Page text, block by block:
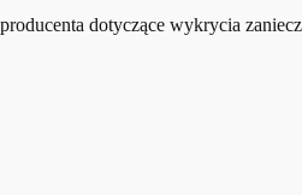
producenta dotyczące wykrycia